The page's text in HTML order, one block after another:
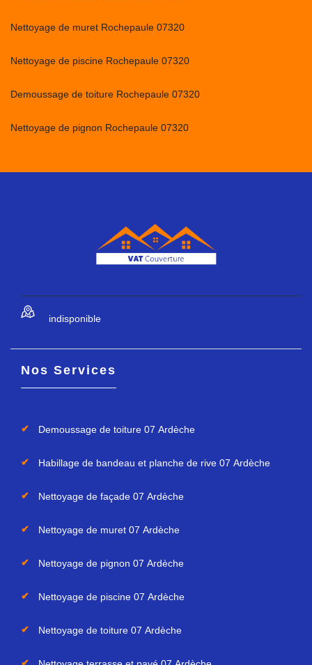
Nettoyage de muret Rochepaule 07320
Nettoyage de piscine Rochepaule 07320
Demoussage de toiture Rochepaule 07320
Nettoyage de pignon Rochepaule 07320
indisponible
Nos Services
Demoussage de toiture 07 Ardèche
Habillage de bandeau et planche de rive 07 Ardèche
Nettoyage de façade 07 Ardèche
Nettoyage de muret 07 Ardèche
Nettoyage de pignon 07 Ardèche
Nettoyage de piscine 07 Ardèche
Nettoyage de toiture 07 Ardèche